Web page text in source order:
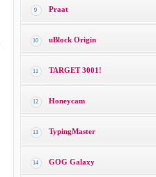
9 Praat
10 uBlock Origin
11 TARGET 3001!
12 Honeycam
13 TypingMaster
14 GOG Galaxy